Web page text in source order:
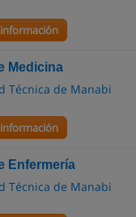
Medicina
Técnica de Manabi
Enfermería
Técnica de Manabi